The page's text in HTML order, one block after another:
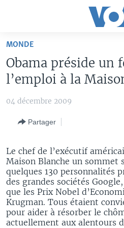
Retour
navigation
Retour
recherche
AFRIQUE
SPORT
TV
WASHINGTON FORUM
CORRESPONDANT VOA
FOCUS SAHEL
REPORTAGES
VOUS + NOUS
CARNET DE SANTÉ
À VOTRE AVIS
VOTRE SANTÉ VOTRE AVENIR
LE MONDE AU FÉMININ
L'AMÉRIQUE ET VOUS
DIALOGUE DES RELIGIONS
RM SHOW
BAMBARA
LINGALA
SANGO
SUIVEZ-NOUS
Langues
MONDE
Obama préside un
l’emploi à la
04 décembre 2009
Partager
Le chef de l’exécutif
Maison Blanche un sommet
quelques 130 personnalités
des grandes sociétés
que les Prix Nobel
Krugman. Tous étaient
pour aider à résorber le
actuellement aux alentours